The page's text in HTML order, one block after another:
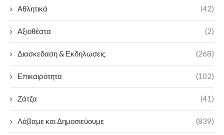
Αθλητικά (42)
Αξιοθέατα (2)
Διασκεδαση & Εκδηλωσεις (268)
Επικαιρότητα (102)
Ζάτζα (41)
Λάβαμε και Δημοσιεύουμε (839)